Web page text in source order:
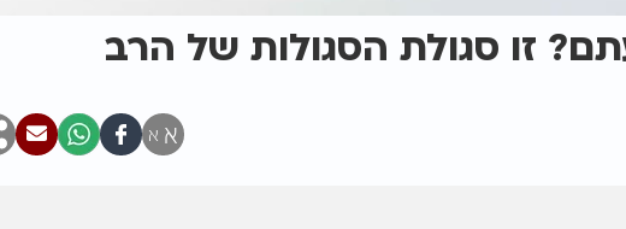
זו סגולת הסגולות של הרב
א א